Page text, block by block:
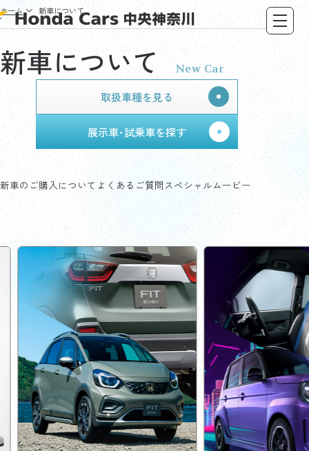
ホーム 新車について
新車について New Car
取扱車種を見る
展示車･試乗車を探す
新車のご購入について よくあるご質問 スペシャルムービー